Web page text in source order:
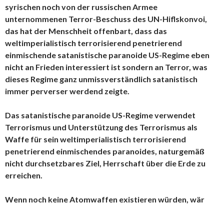
syrischen noch von der russischen Armee
unternommenen Terror-Beschuss des UN-Hiflskonvoi,
das hat der Menschheit offenbart, dass das
weltimperialistisch terrorisierend penetrierend
einmischende satanistische paranoide US-Regime eben
nicht an Frieden interessiert ist sondern an Terror, was
dieses Regime ganz unmissverständlich satanistisch
immer perverser werdend zeigte.
Das satanistische paranoide US-Regime verwendet
Terrorismus und Unterstützung des Terrorismus als
Waffe für sein weltimperialistisch terrorisierend
penetrierend einmischendes paranoides, naturgemäß
nicht durchsetzbares Ziel, Herrschaft über die Erde zu
erreichen.
Wenn noch keine Atomwaffen existieren würden, wär